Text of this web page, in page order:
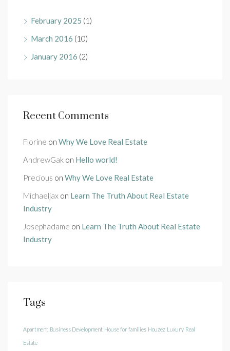
February 2025 (1)
March 2016 (10)
January 2016 (2)
Recent Comments
Florine on Why We Love Real Estate
AndrewGak on Hello world!
Precious on Why We Love Real Estate
Michaeljax on Learn The Truth About Real Estate
Industry
Josephadame on Learn The Truth About Real Estate
Industry
Tags
Apartment Business Development House for families Houzez Luxury Real
Estate